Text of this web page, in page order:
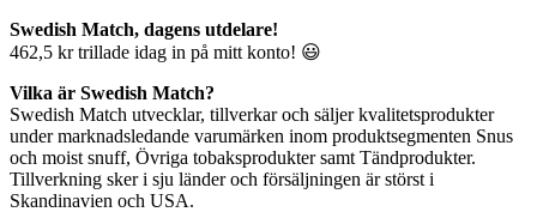
Swedish Match, dagens utdelare!
462,5 kr trillade idag in på mitt konto! 😃
Vilka är Swedish Match?
Swedish Match utvecklar, tillverkar och säljer kvalitetsprodukter
under marknadsledande varumärken inom produktsegmenten Snus
och moist snuff, Övriga tobaksprodukter samt Tändprodukter.
Tillverkning sker i sju länder och försäljningen är störst i
Skandinavien och USA.